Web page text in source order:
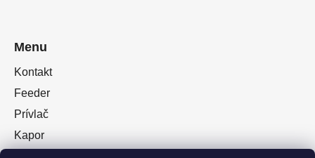
Menu
Kontakt
Feeder
Prívlač
Kapor